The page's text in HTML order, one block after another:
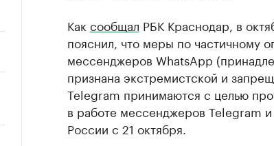
Как сообщал РБК Краснодар, в
пояснил, что меры по частичному
мессенджеров WhatsApp
признана экстремистской и
Telegram принимаются с целью
в работе мессенджеров Telegram
России с 21 октября.